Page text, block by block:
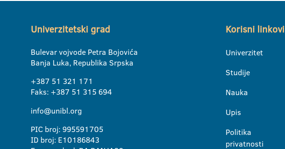
Univerzitetski grad
Bulevar vojvode Petra Bojovića
Banja Luka, Republika Srpska
+387 51 321 171
Faks: +387 51 315 694
info@unibl.org
PIC broj: 995591705
ID broj: E10186843
Korisni linkovi
Univerzitet
Studije
Nauka
Upis
Politika
privatnosti